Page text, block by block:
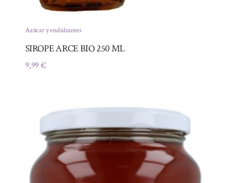
Azúcar y endulzantes
SIROPE ARCE BIO 250 ML
9,99€